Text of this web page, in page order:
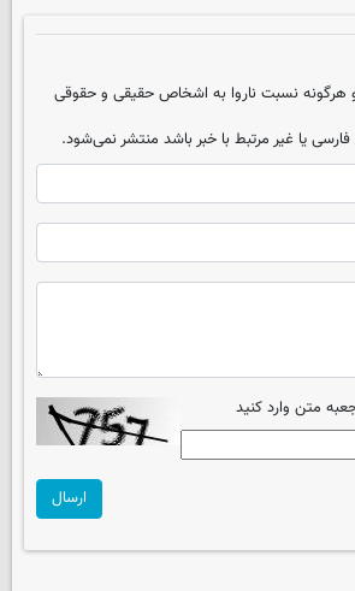
هرگونه نسبت ناروا به اشخاص حقیقی و حقوقی
فارسی یا غیر مرتبط با خبر باشد منتشر نمی‌شود.
متن وارد کنید
ارسال